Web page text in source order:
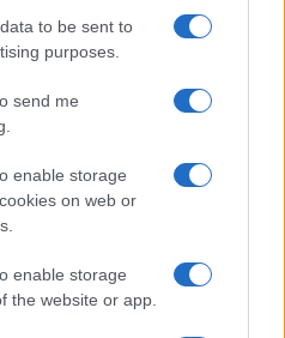
to be sent to
purposes.
send me
enable storage
on web or
enable storage
the website or app.
tüntetésnek
tombol a holland